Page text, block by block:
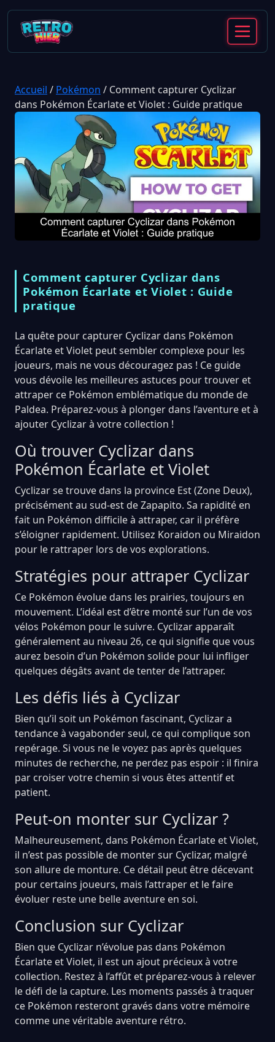
Accueil / Pokémon / Comment capturer Cyclizar
dans Pokémon Écarlate et Violet : Guide pratique
Comment capturer Cyclizar dans
Pokémon Écarlate et Violet : Guide
pratique
La quête pour capturer Cyclizar dans Pokémon
Écarlate et Violet peut sembler complexe pour les
joueurs, mais ne vous découragez pas ! Ce guide
vous dévoile les meilleures astuces pour trouver et
attraper ce Pokémon emblématique du monde de
Paldea. Préparez-vous à plonger dans l’aventure et à
ajouter Cyclizar à votre collection !
Où trouver Cyclizar dans
Pokémon Écarlate et Violet
Cyclizar se trouve dans la province Est (Zone Deux),
précisément au sud-est de Zapapito. Sa rapidité en
fait un Pokémon difficile à attraper, car il préfère
s’éloigner rapidement. Utilisez Koraidon ou Miraidon
pour le rattraper lors de vos explorations.
Stratégies pour attraper Cyclizar
Ce Pokémon évolue dans les prairies, toujours en
mouvement. L’idéal est d’être monté sur l’un de vos
vélos Pokémon pour le suivre. Cyclizar apparaît
généralement au niveau 26, ce qui signifie que vous
aurez besoin d’un Pokémon solide pour lui infliger
quelques dégâts avant de tenter de l’attraper.
Les défis liés à Cyclizar
Bien qu’il soit un Pokémon fascinant, Cyclizar a
tendance à vagabonder seul, ce qui complique son
repérage. Si vous ne le voyez pas après quelques
minutes de recherche, ne perdez pas espoir : il finira
par croiser votre chemin si vous êtes attentif et
patient.
Peut-on monter sur Cyclizar ?
Malheureusement, dans Pokémon Écarlate et Violet,
il n’est pas possible de monter sur Cyclizar, malgré
son allure de monture. Ce détail peut être décevant
pour certains joueurs, mais l’attraper et le faire
évoluer reste une belle aventure en soi.
Conclusion sur Cyclizar
Bien que Cyclizar n’évolue pas dans Pokémon
Écarlate et Violet, il est un ajout précieux à votre
collection. Restez à l’affût et préparez-vous à relever
le défi de la capture. Les moments passés à traquer
ce Pokémon resteront gravés dans votre mémoire
comme une véritable aventure rétro.